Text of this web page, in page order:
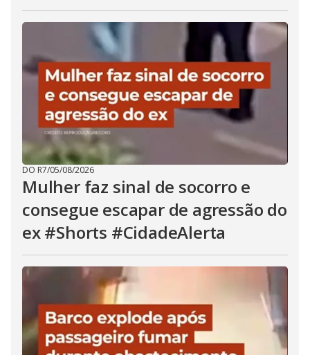
DO R7/05/08/2026
Mulher faz sinal de socorro e
consegue escapar de agressão do
ex #Shorts #CidadeAlerta